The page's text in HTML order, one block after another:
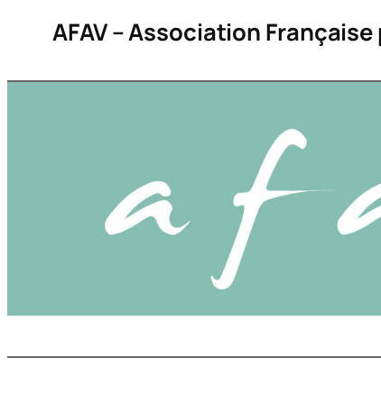
contenu
AFAV – Association